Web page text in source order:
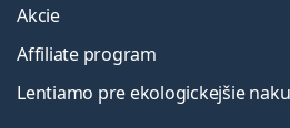
Akcie
Affiliate program
Lentiamo pre ekologickejšie